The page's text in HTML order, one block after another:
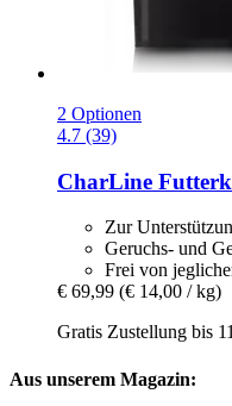
2 Optionen
4.7 (39)
CharLine
Zur
Geruchs- und
Frei von
€ 69,99 (€ 14,00 / kg)
Gratis Zustellung bis
Aus unserem Magazin: